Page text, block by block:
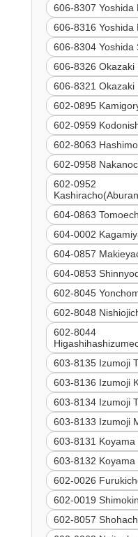
606-8307 Yoshida
606-8316 Yoshida
606-8304 Yoshida
606-8326 Okazaki
606-8321 Okazaki
602-0895
602-0959
602-8063
602-0958
602-0952
604-0863
604-0002
604-0857
604-0853
602-8045
602-8048
602-8044
603-8135 Izumoji
603-8136 Izumoji
603-8134 Izumoji
603-8133 Izumoji
603-8131
603-8132
602-0026
602-0019
602-8057